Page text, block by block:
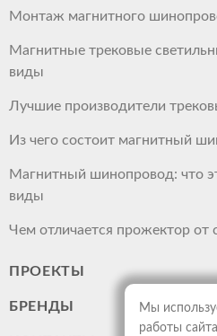
Монтаж магнитного
Магнитные трековые
виды
Лучшие производители
Из чего состоит магнитный
Магнитный шинопровод: что
виды
Чем отличается прожектор от
ПРОЕКТЫ
БРЕНДЫ
Мы
работы